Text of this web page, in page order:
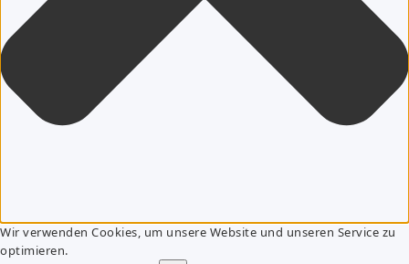
Wir verwenden Cookies, um unsere Website und unseren Service zu
optimieren.